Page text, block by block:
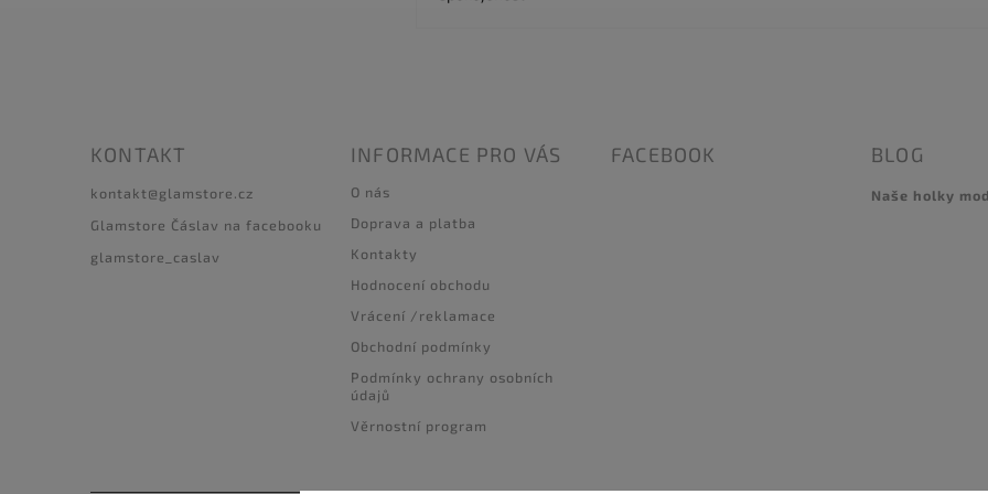
KONTAKT
kontakt@glamstore.cz
Glamstore Čáslav na facebooku
glamstore_caslav
INFORMACE PRO VÁS
O nás
Doprava a platba
Kontakty
Hodnocení obchodu
Vrácení /reklamace
Obchodní podmínky
Podmínky ochrany osobních
údajů
Věrnostní program
FACEBOOK BLOG
Naše holky